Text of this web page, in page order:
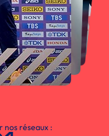
nos réseaux :